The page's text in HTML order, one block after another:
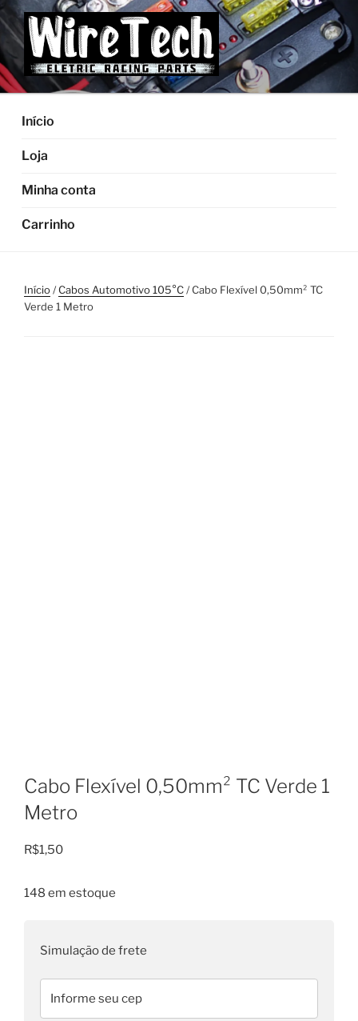
Pular
para
o
conteúdo
Início
Loja
Minha conta
Carrinho
Início/Cabos Automotivo 105°C/ Cabo Flexível 0,50mm² TC
Verde 1 Metro
Cabo Flexível 0,50mm² TC Verde 1
Metro
R$1,50
148 em estoque
Simulação de frete